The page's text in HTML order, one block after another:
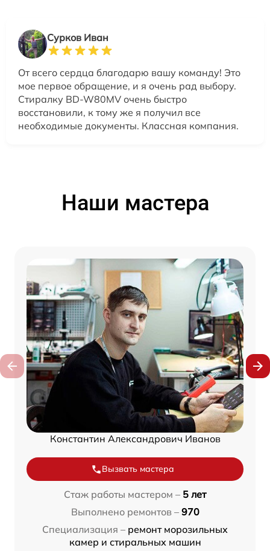
Сурков Иван
От всего сердца благодарю вашу команду! Это
мое первое обращение, и я очень рад выбору.
Стиралку BD-W80MV очень быстро
восстановили, к тому же я получил все
необходимые документы. Классная компания.
Наши мастера
Константин Александрович Иванов
Вызвать мастера
Стаж работы мастером – 5 лет
Выполнено ремонтов – 970
Специализация – ремонт морозильных
камер и стиральных машин